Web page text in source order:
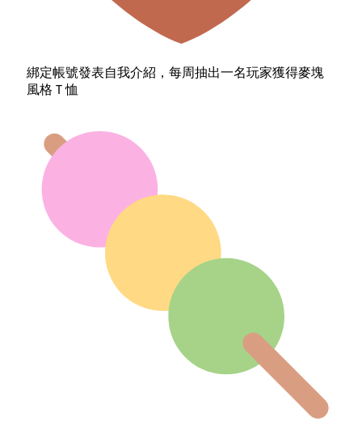
綁定帳號發表自我介紹，每周抽出一名玩家獲得麥塊
風格Ｔ恤